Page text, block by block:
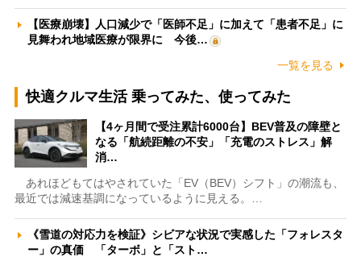
【医療崩壊】人口減少で「医師不足」に加えて「患者不足」に
見舞われ地域医療が限界に 今後…
一覧を見る
快適クルマ生活 乗ってみた、使ってみた
【4ヶ月間で受注累計6000台】BEV普及の障壁と
なる「航続距離の不安」「充電のストレス」解
消…
あれほどもてはやされていた「EV（BEV）シフト」の潮流も、
最近では減速基調になっているように見える。…
《雪道の対応力を検証》シビアな状況で実感した「フォレスタ
ー」の真価 「ターボ」と「スト…